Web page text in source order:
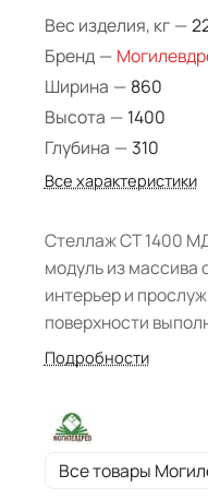
Вес изделия, кг —
Бренд —
Ширина — 860
Высота — 1400
Глубина — 310
Все характеристики
Стеллаж СТ 1400
модуль из массива
интерьер и
поверхности
экологически
мебели. Отличный
интерьера
квартиры или
Подробности
Все товары